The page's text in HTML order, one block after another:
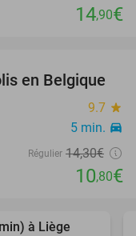
14,90€
24%
en Belgique
9.7 star
5 min. directions_car
Régulier 14,30€
10,80€
favorite_border
à Liège